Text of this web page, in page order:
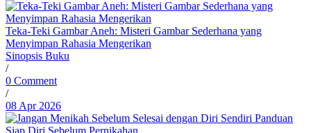
Teka-Teki Gambar Aneh: Misteri Gambar Sederhana yang
Menyimpan Rahasia Mengerikan
Sinopsis Buku
/
0 Comment
/
08 Apr 2026